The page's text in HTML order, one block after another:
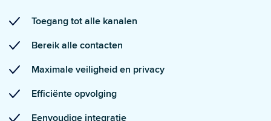
Toegang tot alle kanalen
Bereik alle contacten
Maximale veiligheid en privacy
Efficiënte opvolging
Eenvoudige integratie